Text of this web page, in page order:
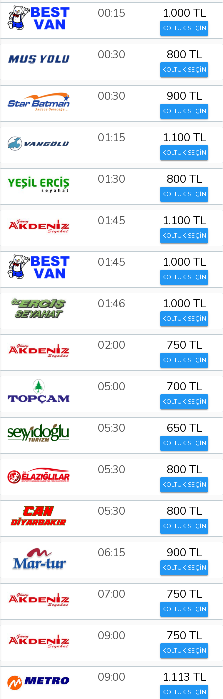
00:15 1.000 TL
KOLTUK SEÇİN
00:30 800 TL
KOLTUK SEÇİN
00:30 900 TL
KOLTUK SEÇİN
01:15 1.100 TL
KOLTUK SEÇİN
01:30 800 TL
KOLTUK SEÇİN
01:45 1.100 TL
KOLTUK SEÇİN
01:45 1.000 TL
KOLTUK SEÇİN
01:46 1.000 TL
KOLTUK SEÇİN
02:00 750 TL
KOLTUK SEÇİN
05:00 700 TL
KOLTUK SEÇİN
05:30 650 TL
KOLTUK SEÇİN
05:30 800 TL
KOLTUK SEÇİN
05:30 800 TL
KOLTUK SEÇİN
06:15 900 TL
KOLTUK SEÇİN
07:00 750 TL
KOLTUK SEÇİN
09:00 750 TL
KOLTUK SEÇİN
09:00 1.113 TL
KOLTUK SEÇİN